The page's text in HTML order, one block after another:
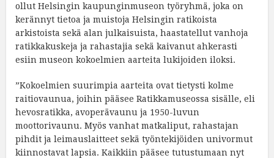
ollut Helsingin kaupunginmuseon työryhmä, joka on
kerännyt tietoa ja muistoja Helsingin ratikoista
arkistoista sekä alan julkaisuista, haastatellut vanhoja
ratikkakuskeja ja rahastajia sekä kaivanut ahkerasti
esiin museon kokoelmien aarteita lukijoiden iloksi.
”Kokoelmien suurimpia aarteita ovat tietysti kolme
raitiovaunua, joihin pääsee Ratikkamuseossa sisälle, eli
hevosratikka, avoperävaunu ja 1950-luvun
moottorivaunu. Myös vanhat matkaliput, rahastajan
pihdit ja leimauslaitteet sekä työntekijöiden univormut
kiinnostavat lapsia. Kaikkiin pääsee tutustumaan nyt